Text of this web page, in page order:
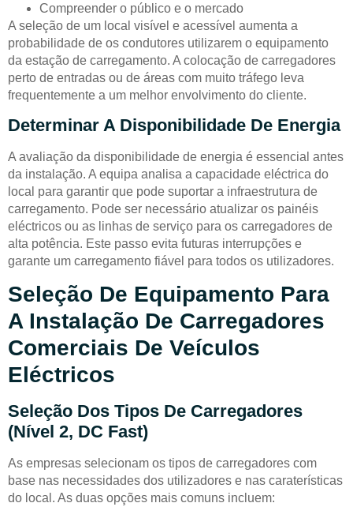
Compreender o público e o mercado
A seleção de um local visível e acessível aumenta a
probabilidade de os condutores utilizarem o equipamento
da estação de carregamento. A colocação de carregadores
perto de entradas ou de áreas com muito tráfego leva
frequentemente a um melhor envolvimento do cliente.
Determinar A Disponibilidade De Energia
A avaliação da disponibilidade de energia é essencial antes
da instalação. A equipa analisa a capacidade eléctrica do
local para garantir que pode suportar a infraestrutura de
carregamento. Pode ser necessário atualizar os painéis
eléctricos ou as linhas de serviço para os carregadores de
alta potência. Este passo evita futuras interrupções e
garante um carregamento fiável para todos os utilizadores.
Seleção De Equipamento Para
A Instalação De Carregadores
Comerciais De Veículos
Eléctricos
Seleção Dos Tipos De Carregadores
(Nível 2, DC Fast)
As empresas selecionam os tipos de carregadores com
base nas necessidades dos utilizadores e nas caraterísticas
do local. As duas opções mais comuns incluem: